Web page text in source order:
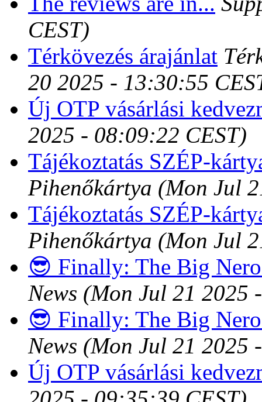
CEST)
Térkövezés árajánlat
20 2025 - 13:30:55
Új OTP vásárlási
2025 - 08:09:22 CEST)
Tájékoztatás SZÉP-
Pihenőkártya (Mon Jul
Tájékoztatás SZÉP-
Pihenőkártya (Mon Jul
😎 Finally: The Big
News (Mon Jul 21 2025
😎 Finally: The Big
News (Mon Jul 21 2025
Új OTP vásárlási